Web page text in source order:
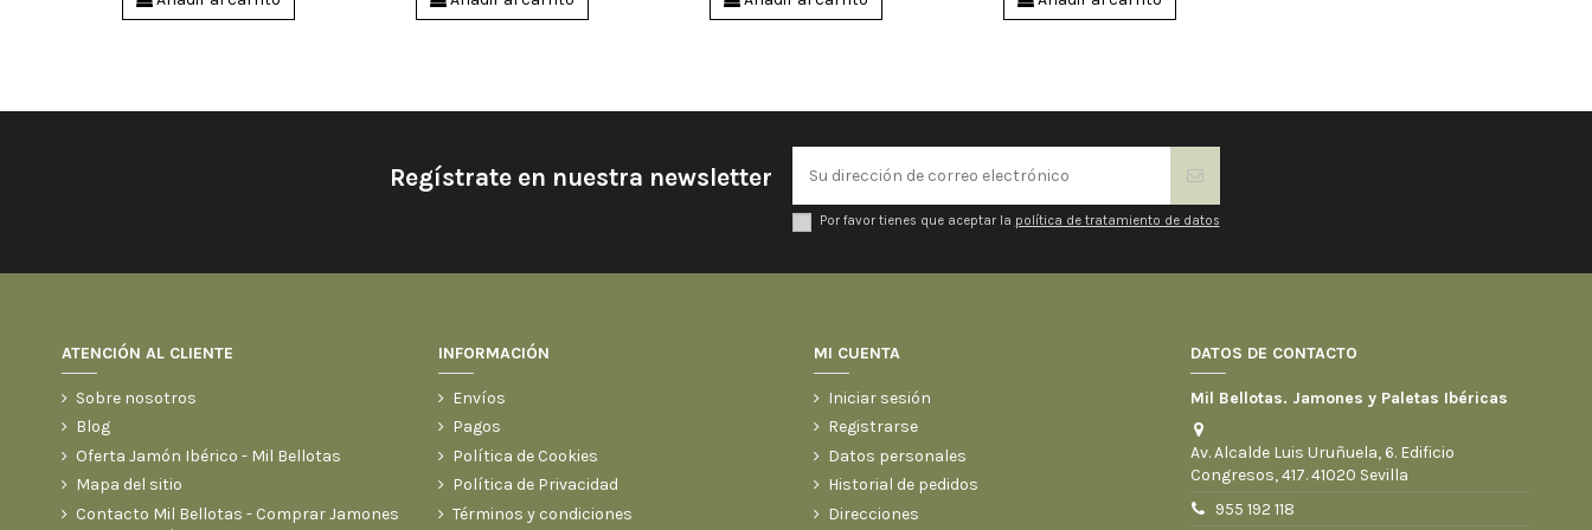
+ 100 gr en taquitos
Paletilla de 6.25 Kg
Paletilla de 6.50 Kg
+ 100 gr en taquitos
Regístrate en nuestra newsletter
Por favor tienes que aceptar la política de tratamiento de datos
ATENCIÓN AL CLIENTE
Sobre nosotros
Blog
Oferta Jamón Ibérico - Mil Bellotas
Mapa del sitio
Contacto Mil Bellotas - Comprar Jamones
INFORMACIÓN
Envíos
Pagos
Política de Cookies
Política de Privacidad
Términos y condiciones
MI CUENTA
Iniciar sesión
Registrarse
Datos personales
Historial de pedidos
Direcciones
DATOS DE CONTACTO
Mil Bellotas. Jamones y Paletas Ibéricas
Av. Alcalde Luis Uruñuela, 6. Edificio
Congresos, 417. 41020 Sevilla
955 192 118